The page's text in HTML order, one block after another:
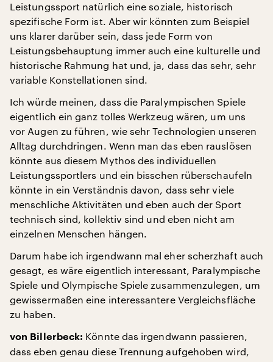
Leistungssport natürlich eine soziale, historisch
spezifische Form ist. Aber wir könnten zum Beispiel
uns klarer darüber sein, dass jede Form von
Leistungsbehauptung immer auch eine kulturelle und
historische Rahmung hat und, ja, dass das sehr, sehr
variable Konstellationen sind.
Ich würde meinen, dass die Paralympischen Spiele
eigentlich ein ganz tolles Werkzeug wären, um uns
vor Augen zu führen, wie sehr Technologien unseren
Alltag durchdringen. Wenn man das eben rauslösen
könnte aus diesem Mythos des individuellen
Leistungssportlers und ein bisschen rüberschaufeln
könnte in ein Verständnis davon, dass sehr viele
menschliche Aktivitäten und eben auch der Sport
technisch sind, kollektiv sind und eben nicht am
einzelnen Menschen hängen.
Darum habe ich irgendwann mal eher scherzhaft auch
gesagt, es wäre eigentlich interessant, Paralympische
Spiele und Olympische Spiele zusammenzulegen, um
gewissermaßen eine interessantere Vergleichsfläche
zu haben.
von Billerbeck: Könnte das irgendwann passieren,
dass eben genau diese Trennung aufgehoben wird,